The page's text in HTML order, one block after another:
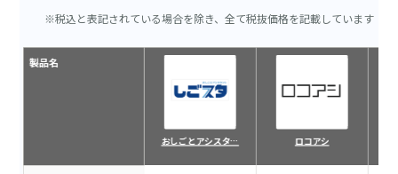
※税込と表記されている場合を除き、全て税抜価格を記載しています
製品名
おしごとアシスタ… ロコアシ